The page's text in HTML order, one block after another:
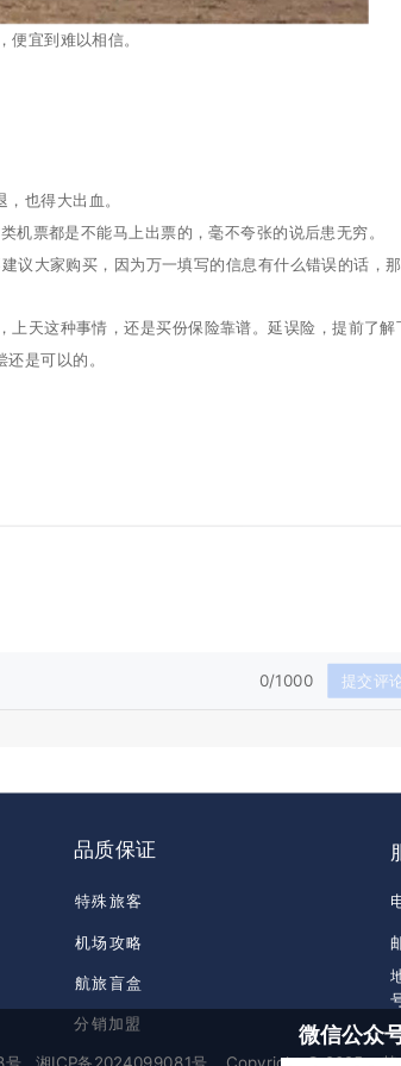
宜到难以相信。
也得大出血。
票都是不能马上出票的，毫不夸张的说后患无穷。
议大家购买，因为万一填写的信息有什么错误的话，
天这种事情，还是买份保险靠谱。延误险，提前了解
是可以的。
0/1000 提交评
品质保证
分销加盟
航旅盲盒
机场攻略
特殊旅客
号 湘ICP备2024099081号 Copyright © 2025 禁
微信公众